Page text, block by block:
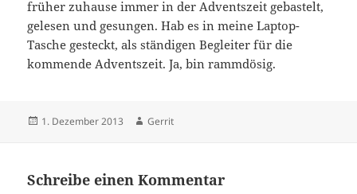
früher zuhause immer in der Adventszeit gebastelt,
gelesen und gesungen. Hab es in meine Laptop-
Tasche gesteckt, als ständigen Begleiter für die
kommende Adventszeit. Ja, bin rammdösig.
Veröffentlicht
1. Dezember 2013 Autor
Gerrit
Schreibe einen Kommentar